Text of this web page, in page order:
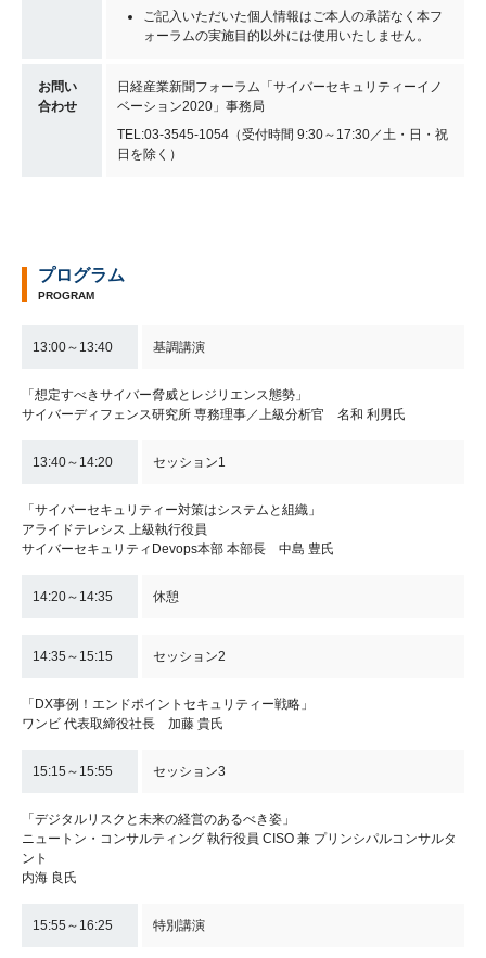
ご記入いただいた個人情報はご本人の承諾なく本フ
ォーラムの実施目的以外には使用いたしません。
お問い
合わせ
日経産業新聞フォーラム「サイバーセキュリティーイノ
ベーション2020」事務局
TEL:03-3545-1054（受付時間 9:30～17:30／土・日・祝
日を除く）
プログラム
PROGRAM
13:00～13:40 基調講演
「想定すべきサイバー脅威とレジリエンス態勢」
サイバーディフェンス研究所 専務理事／上級分析官 名和 利男氏
13:40～14:20 セッション1
「サイバーセキュリティー対策はシステムと組織」
アライドテレシス 上級執行役員
サイバーセキュリティDevops本部 本部長 中島 豊氏
14:20～14:35 休憩
14:35～15:15 セッション2
「DX事例！エンドポイントセキュリティー戦略」
ワンビ 代表取締役社長 加藤 貴氏
15:15～15:55 セッション3
「デジタルリスクと未来の経営のあるべき姿」
ニュートン・コンサルティング 執行役員 CISO 兼 プリンシパルコンサルタ
ント
内海 良氏
15:55～16:25 特別講演